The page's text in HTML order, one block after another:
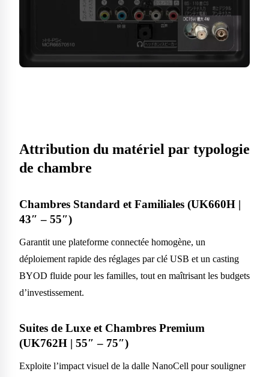
Attribution du matériel par typologie
de chambre
Chambres Standard et Familiales (UK660H |
43″ – 55″)
Garantit une plateforme connectée homogène, un
déploiement rapide des réglages par clé USB et un casting
BYOD fluide pour les familles, tout en maîtrisant les budgets
d’investissement.
Suites de Luxe et Chambres Premium
(UK762H | 55″ – 75″)
Exploite l’impact visuel de la dalle NanoCell pour souligner